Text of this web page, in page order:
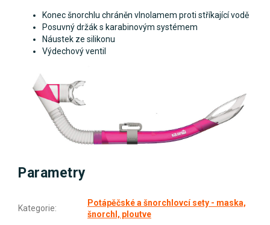
Konec šnorchlu chráněn vlnolamem proti stříkající vodě
Posuvný držák s karabinovým systémem
Náustek ze silikonu
Výdechový ventil
Parametry
Kategorie:
Potápěčské a šnorchlovcí sety - maska,
šnorchl, ploutve